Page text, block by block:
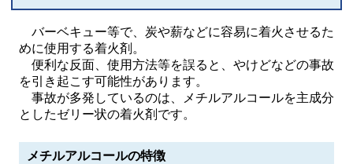
バーベキュー等で、炭や薪などに容易に着火させるた
めに使用する着火剤。
便利な反面、使用方法等を誤ると、やけどなどの事故
を引き起こす可能性があります。
事故が多発しているのは、メチルアルコールを主成分
としたゼリー状の着火剤です。
メチルアルコールの特徴